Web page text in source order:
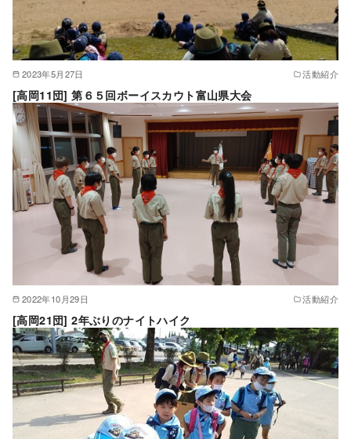
2023年5月27日 活動紹介
[高岡11団] 第６５回ボーイスカウト富山県大会
2022年10月29日 活動紹介
[高岡21団] 2年ぶりのナイトハイク